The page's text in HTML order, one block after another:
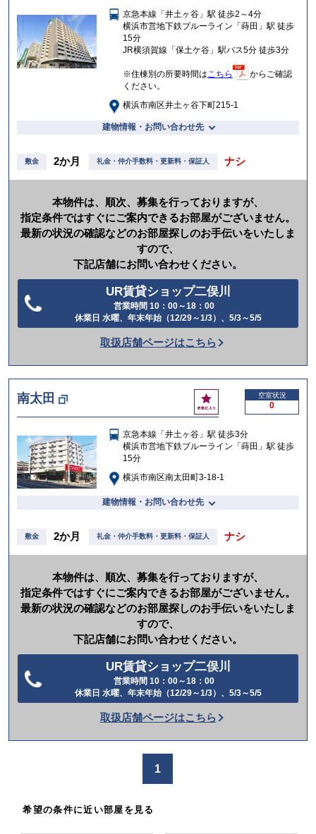
入
り
京急本線「井土ヶ谷」駅 徒歩2～4分
横浜市営地下鉄ブルーライン「蒔田」駅 徒歩
15分
JR横須賀線「保土ケ谷」駅バス5分 徒歩3分
※住棟別の所要時間は こちら
からご確認
ください。
横浜市南区井土ヶ谷下町215-1
建物情報・お問い合わせ先
敷金 2か月 礼金・仲介手数料・更新料・保証人 ナシ
本物件は、順次、募集を行っておりますが、
指定条件ではすぐにご案内できるお部屋がございません。
最新の状況の確認などのお部屋探しのお手伝いをいたしま
すので、
下記店舗にお問い合わせください。
UR賃貸ショップ二俣川
営業時間 10：00～18：00
休業日 水曜、年末年始（12/29～1/3）、5/3～5/5
話
か
け
る
取扱店舗ページはこちら
南太田
お
気
入
り
空室状況
0
京急本線「井土ヶ谷」駅 徒歩3分
横浜市営地下鉄ブルーライン「蒔田」駅 徒歩
15分
横浜市南区南太田町3-18-1
建物情報・お問い合わせ先
敷金 2か月 礼金・仲介手数料・更新料・保証人 ナシ
本物件は、順次、募集を行っておりますが、
指定条件ではすぐにご案内できるお部屋がございません。
最新の状況の確認などのお部屋探しのお手伝いをいたしま
すので、
下記店舗にお問い合わせください。
UR賃貸ショップ二俣川
営業時間 10：00～18：00
休業日 水曜、年末年始（12/29～1/3）、5/3～5/5
話
か
取扱店舗ページはこちら
1
希望の条件に近い部屋を見る